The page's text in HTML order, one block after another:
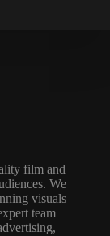
film and
We
visuals
team